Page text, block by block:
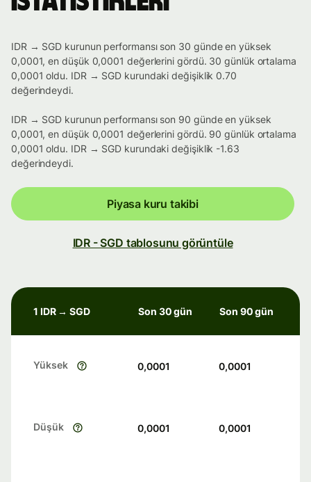
IDR → SGD kurunun performansı son 30 günde en yüksek
0,0001, en düşük 0,0001 değerlerini gördü. 30 günlük ortalama
0,0001 oldu. IDR → SGD kurundaki değişiklik 0.70
değerindeydi.
IDR → SGD kurunun performansı son 90 günde en yüksek
0,0001, en düşük 0,0001 değerlerini gördü. 90 günlük ortalama
0,0001 oldu. IDR → SGD kurundaki değişiklik -1.63
değerindeydi.
Piyasa kuru takibi
IDR - SGD tablosunu görüntüle
1 IDR → SGD Son 30 gün Son 90 gün
Yüksek 0,0001 0,0001
Düşük 0,0001 0,0001